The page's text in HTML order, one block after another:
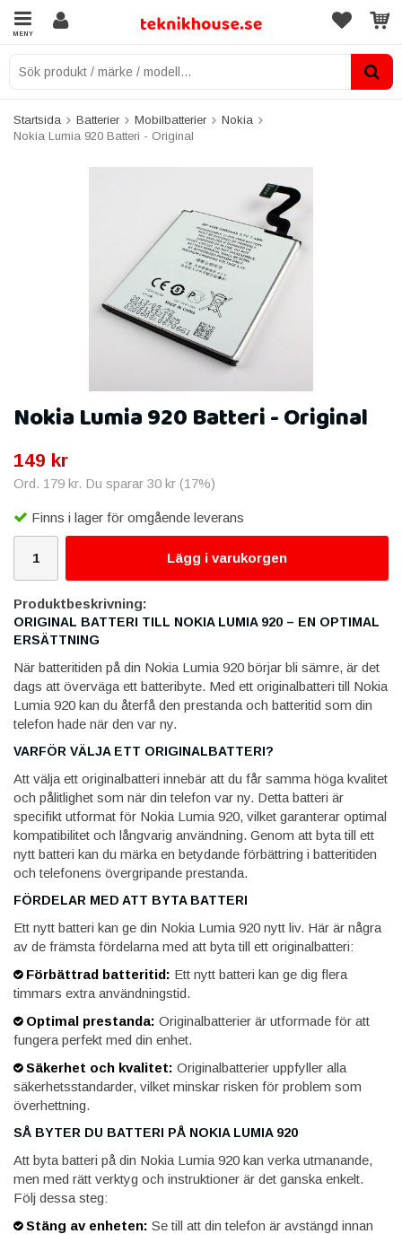
MENY
Startsida Batterier Mobilbatterier
Nokia
Nokia Lumia 920 Batteri - Original
Nokia Lumia 920 Batteri - Original
149 kr
Ord. 179 kr. Du sparar 30 kr (17%)
Finns i lager för omgående leverans
Lägg i varukorgen
Produktbeskrivning:
ORIGINAL BATTERI TILL NOKIA LUMIA 920 – EN OPTIMAL
ERSÄTTNING
När batteritiden på din Nokia Lumia 920 börjar bli sämre, är det
dags att överväga ett batteribyte. Med ett originalbatteri till Nokia
Lumia 920 kan du återfå den prestanda och batteritid som din
telefon hade när den var ny.
VARFÖR VÄLJA ETT ORIGINALBATTERI?
Att välja ett originalbatteri innebär att du får samma höga kvalitet
och pålitlighet som när din telefon var ny. Detta batteri är
specifikt utformat för Nokia Lumia 920, vilket garanterar optimal
kompatibilitet och långvarig användning. Genom att byta till ett
nytt batteri kan du märka en betydande förbättring i batteritiden
och telefonens övergripande prestanda.
FÖRDELAR MED ATT BYTA BATTERI
Ett nytt batteri kan ge din Nokia Lumia 920 nytt liv. Här är några
av de främsta fördelarna med att byta till ett originalbatteri:
Förbättrad batteritid: Ett nytt batteri kan ge dig flera
timmars extra användningstid.
Optimal prestanda: Originalbatterier är utformade för att
fungera perfekt med din enhet.
Säkerhet och kvalitet: Originalbatterier uppfyller alla
säkerhetsstandarder, vilket minskar risken för problem som
överhettning.
SÅ BYTER DU BATTERI PÅ NOKIA LUMIA 920
Att byta batteri på din Nokia Lumia 920 kan verka utmanande,
men med rätt verktyg och instruktioner är det ganska enkelt.
Följ dessa steg:
Stäng av enheten: Se till att din telefon är avstängd innan